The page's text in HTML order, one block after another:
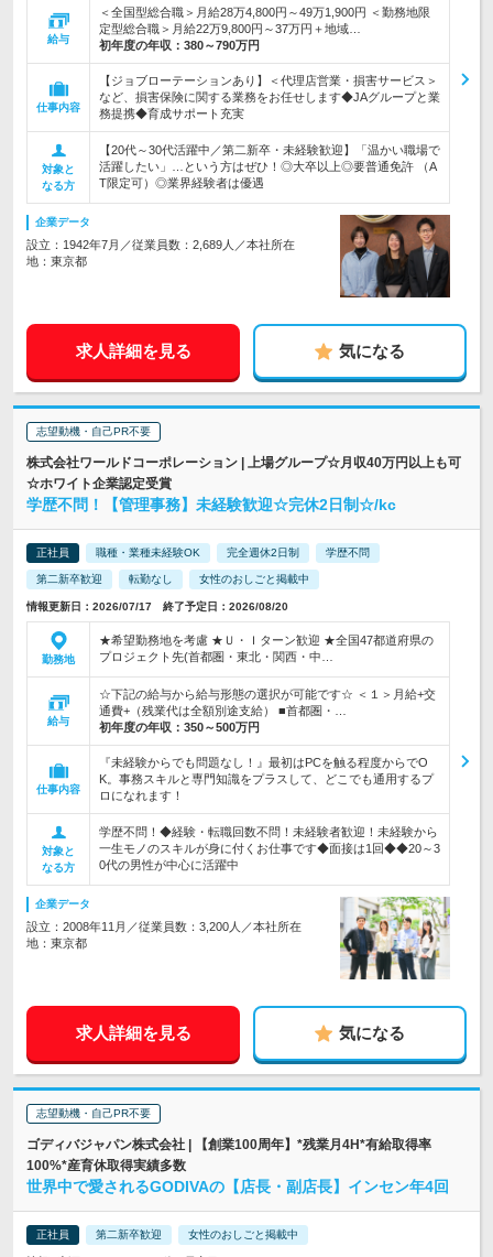
給与
＜全国型総合職＞月給28万4,800円～49万1,900円 ＜勤務地限
定型総合職＞月給22万9,800円～37万円＋地域…
初年度の年収： 380～790万円
仕事内容
【ジョブローテーションあり】＜代理店営業・損害サービス＞
など、損害保険に関する業務をお任せします◆JAグループと業
務提携◆育成サポート充実
対象と
なる方
【20代～30代活躍中／第二新卒・未経験歓迎】「温かい職場で
活躍したい」…という方はぜひ！◎大卒以上◎要普通免許 （A
T限定可）◎業界経験者は優遇
企業データ
設立：1942年7月／従業員数：2,689人／本社所在
地：東京都
求人詳細を見る 気になる
志望動機・自己PR不要
株式会社ワールドコーポレーション | 上場グループ☆月収40万円以上も可
☆ホワイト企業認定受賞
学歴不問！【管理事務】未経験歓迎☆完休2日制☆/kc
正社員 職種・業種未経験OK 完全週休2日制 学歴不問
第二新卒歓迎 転勤なし 女性のおしごと掲載中
情報更新日：2026/07/17 終了予定日：2026/08/20
勤務地
★希望勤務地を考慮 ★Ｕ・Ｉターン歓迎 ★全国47都道府県の
プロジェクト先(首都圏・東北・関西・中…
給与
☆下記の給与から給与形態の選択が可能です☆ ＜１＞月給+交
通費+（残業代は全額別途支給） ■首都圏・…
初年度の年収： 350～500万円
仕事内容
『未経験からでも問題なし！』最初はPCを触る程度からでO
K。事務スキルと専門知識をプラスして、どこでも通用するプ
ロになれます！
対象と
なる方
学歴不問！◆経験・転職回数不問！未経験者歓迎！未経験から
一生モノのスキルが身に付くお仕事です◆面接は1回◆◆20～3
0代の男性が中心に活躍中
企業データ
設立：2008年11月／従業員数：3,200人／本社所在
地：東京都
求人詳細を見る 気になる
志望動機・自己PR不要
ゴディバジャパン株式会社 | 【創業100周年】*残業月4H*有給取得率
100%*産育休取得実績多数
世界中で愛されるGODIVAの【店長・副店長】インセン年4回
正社員 第二新卒歓迎 女性のおしごと掲載中